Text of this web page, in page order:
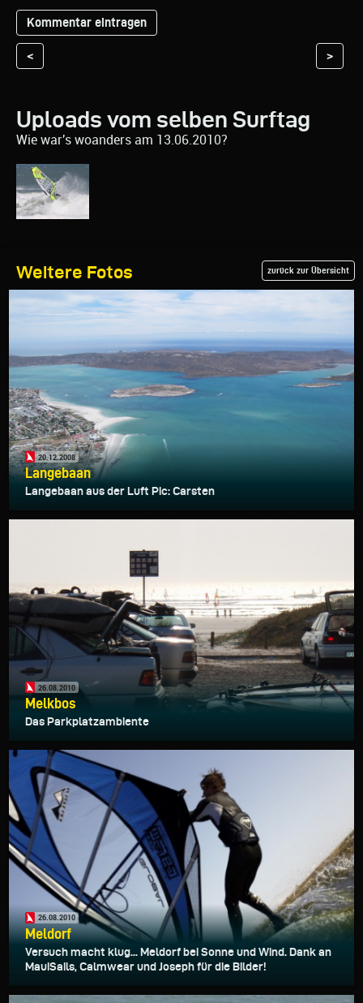
< >
Uploads vom selben Surftag
Wie war's woanders am 13.06.2010?
Weitere Fotos zurück zur Übersicht
20.12.2008
Langebaan
Langebaan aus der Luft Pic: Carsten
26.08.2010
Melkbos
Das Parkplatzambiente
26.08.2010
Meldorf
Versuch macht klug... Meldorf bei Sonne und Wind. Dank an
MauiSails, Calmwear und Joseph für die Bilder!